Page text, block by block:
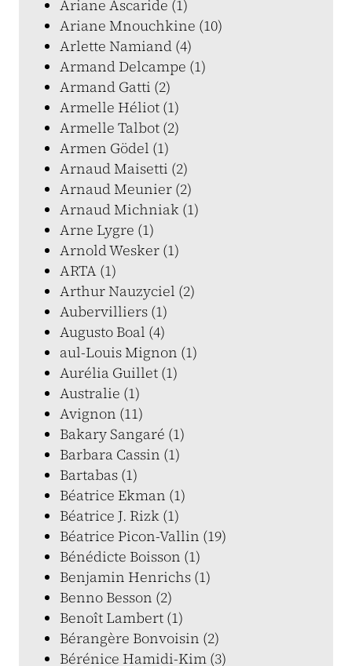
Ariane Ascaride (1)
Ariane Mnouchkine (10)
Arlette Namiand (4)
Armand Delcampe (1)
Armand Gatti (2)
Armelle Héliot (1)
Armelle Talbot (2)
Armen Gödel (1)
Arnaud Maisetti (2)
Arnaud Meunier (2)
Arnaud Michniak (1)
Arne Lygre (1)
Arnold Wesker (1)
ARTA (1)
Arthur Nauzyciel (2)
Aubervilliers (1)
Augusto Boal (4)
aul-Louis Mignon (1)
Aurélia Guillet (1)
Australie (1)
Avignon (11)
Bakary Sangaré (1)
Barbara Cassin (1)
Bartabas (1)
Béatrice Ekman (1)
Béatrice J. Rizk (1)
Béatrice Picon-Vallin (19)
Bénédicte Boisson (1)
Benjamin Henrichs (1)
Benno Besson (2)
Benoît Lambert (1)
Bérangère Bonvoisin (2)
Bérénice Hamidi-Kim (3)